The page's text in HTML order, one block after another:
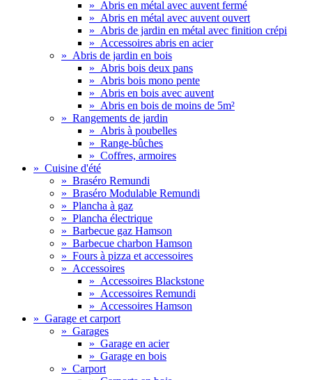
» Abris en métal avec auvent fermé
» Abris en métal avec auvent ouvert
» Abris de jardin en métal avec finition crépi
» Accessoires abris en acier
» Abris de jardin en bois
» Abris bois deux pans
» Abris bois mono pente
» Abris en bois avec auvent
» Abris en bois de moins de 5m²
» Rangements de jardin
» Abris à poubelles
» Range-bûches
» Coffres, armoires
» Cuisine d'été
» Braséro Remundi
» Braséro Modulable Remundi
» Plancha à gaz
» Plancha électrique
» Barbecue gaz Hamson
» Barbecue charbon Hamson
» Fours à pizza et accessoires
» Accessoires
» Accessoires Blackstone
» Accessoires Remundi
» Accessoires Hamson
» Garage et carport
» Garages
» Garage en acier
» Garage en bois
» Carport